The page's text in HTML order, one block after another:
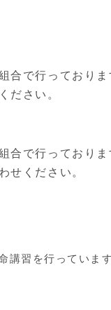
合で行っておりま
ださい。
合で行っておりま
せください。
講習を行っていま